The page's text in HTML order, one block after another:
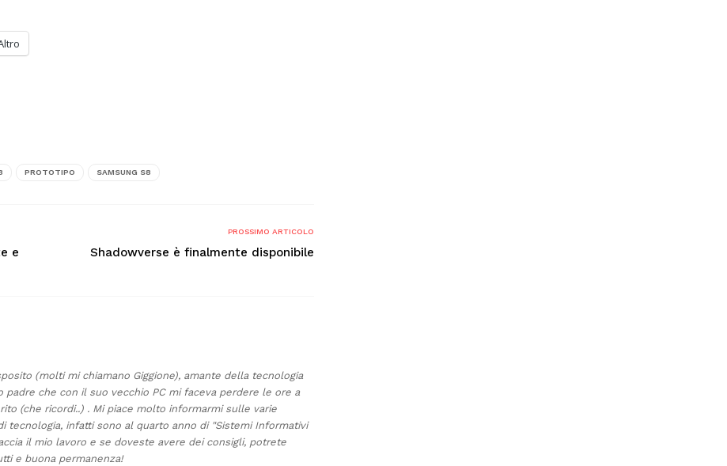
PROTOTIPO SAMSUNG S8
e
PROSSIMO ARTICOLO
Shadowverse è finalmente disponibile
(molti mi chiamano Giggione), amante della tecnologia
padre che con il suo vecchio PC mi faceva perdere le ore a
(che ricordi..) . Mi piace molto informarmi sulle varie
tecnologia, infatti sono al quarto anno di "Sistemi Informativi
il mio lavoro e se doveste avere dei consigli, potrete
e buona permanenza!